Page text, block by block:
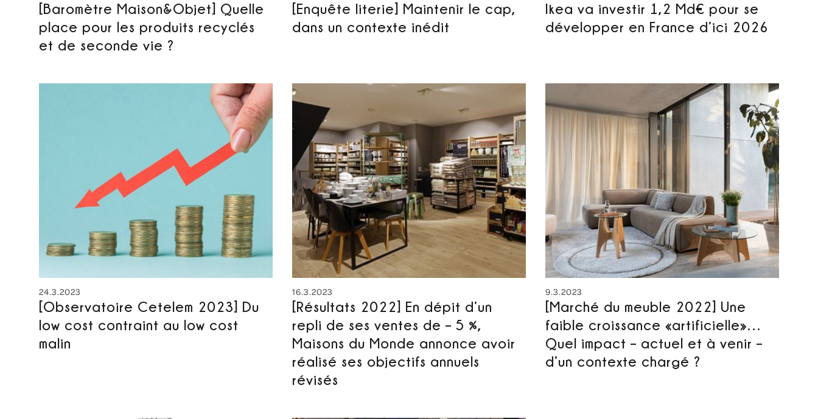
[Baromètre Maison&Objet] Quelle
place pour les produits recyclés
et de seconde vie ?
[Enquête literie] Maintenir le cap,
dans un contexte inédit
Ikea va investir 1,2 Md€ pour se
développer en France d’ici 2026
24.3.2023
[Observatoire Cetelem 2023] Du
low cost contraint au low cost
malin
16.3.2023
[Résultats 2022] En dépit d’un
repli de ses ventes de – 5 %,
Maisons du Monde annonce avoir
réalisé ses objectifs annuels
révisés
9.3.2023
[Marché du meuble 2022] Une
faible croissance «artificielle»…
Quel impact – actuel et à venir –
d’un contexte chargé ?